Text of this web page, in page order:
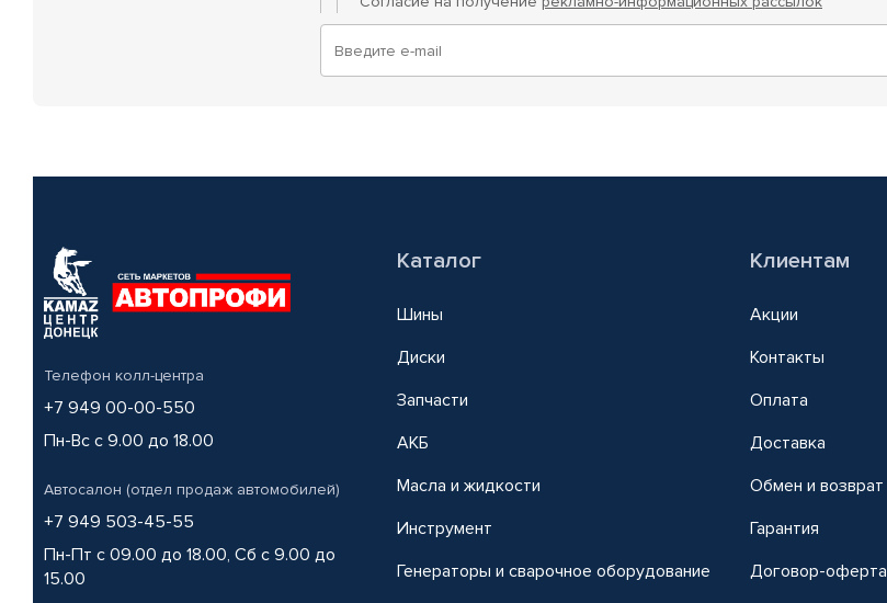
Телефон колл-центра
+7 949 00-00-550
Пн-Вс с 9.00 до 18.00
Автосалон (отдел продаж автомобилей)
+7 949 503-45-55
Пн-Пт с 09.00 до 18.00, Сб с 9.00 до
15.00
Каталог
Шины
Диски
Запчасти
АКБ
Масла и жидкости
Инструмент
Генераторы и сварочное оборудование
Клиентам
Акции
Контакты
Оплата
Доставка
Обмен и возврат
Гарантия
Договор-оферта